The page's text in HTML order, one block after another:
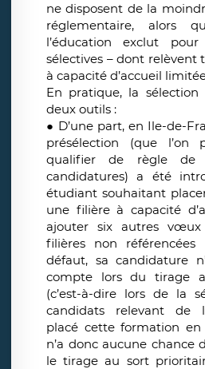
ne disposent de la
réglementaire, alors
l’éducation exclut
sélectives – dont relèvent
à capacité d’accueil
En pratique, la
deux outils :
● D’une part, en Ile-de-
présélection (que l’on
qualifier de règle de
candidatures) a été
étudiant souhaitant
une filière à capacité
ajouter six autres
filières non
défaut, sa candidature
compte lors du tirage
(c’est-à-dire lors de la
candidats relevant de
placé cette formation
n’a donc aucune chance
le tirage au sort